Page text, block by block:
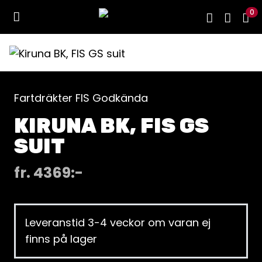
0
Fartdräkter FIS Godkända
KIRUNA BK, FIS GS
SUIT
fr. 4369:-
Leveranstid 3-4 veckor om varan ej
finns på lager